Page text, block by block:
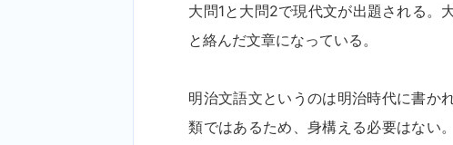
大問1と大問2で現代文が出題される。
と絡んだ文章になっている。
明治文語文というのは明治時代に書か
類ではあるため、身構える必要はない